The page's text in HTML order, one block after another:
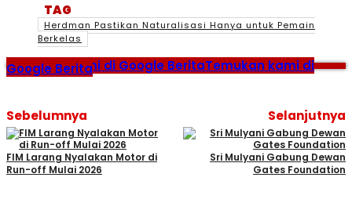
TAG
Herdman Pastikan Naturalisasi Hanya untuk Pemain
Berkelas
Temukan kami di Google BeritaTemukan kami di
Google Berita
Sebelumnya
FIM Larang Nyalakan Motor di
Run-off Mulai 2026
Selanjutnya
Sri Mulyani Gabung Dewan
Gates Foundation